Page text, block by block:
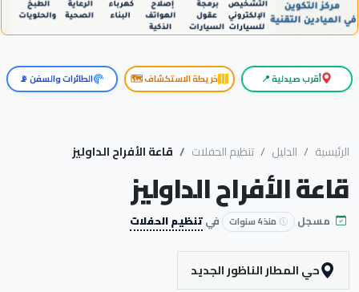
أقرب صيدلية 📍 خريطة الاستكشاف 🗺️ الطائرات والسفن 📡
الرئيسية الدليل تنظيم الحفلات قاعة الأفراح الداوليز
قاعة الأفراح الداوليز
مسجل منذ 4 سنوات فيتنظيم الحفلات
حي المطار الناظور الجديد